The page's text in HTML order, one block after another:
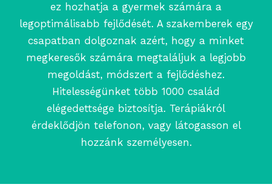
ez hozhatja a gyermek számára a
legoptimálisabb fejlődését. A szakemberek egy
csapatban dolgoznak azért, hogy a minket
megkeresők számára megtaláljuk a legjobb
megoldást, módszert a fejlődéshez.
Hitelességünket több 1000 család
elégedettsége biztosítja. Terápiákról
érdeklődjön telefonon, vagy látogasson el
hozzánk személyesen.